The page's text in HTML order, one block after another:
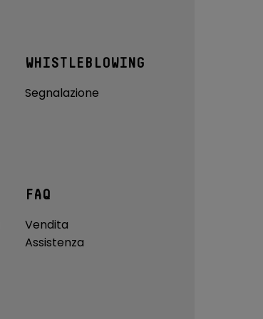
WHISTLEBLOWING
Segnalazione
FAQ
Vendita
Assistenza